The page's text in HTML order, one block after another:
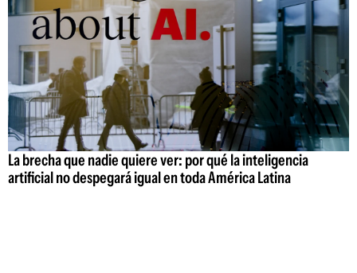
La brecha que nadie quiere ver: por qué la inteligencia
artificial no despegará igual en toda América Latina